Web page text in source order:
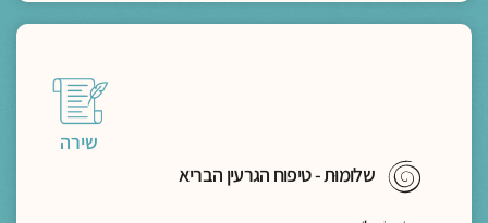
שירה
שלומוּת - טיפוח הגרעין הבריא